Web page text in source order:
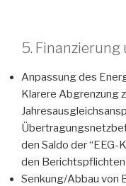
5.
Anpassung des
Klarere Abgrenzung
den Saldo der “EEG-
den
Senkung/Abbau von